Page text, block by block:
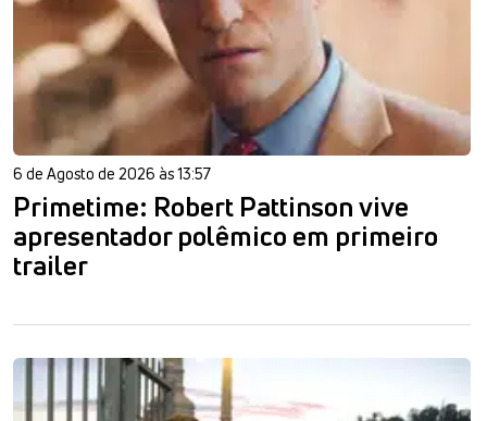
6 de Agosto de 2026 às 13:57
Primetime: Robert Pattinson vive
apresentador polêmico em primeiro
trailer